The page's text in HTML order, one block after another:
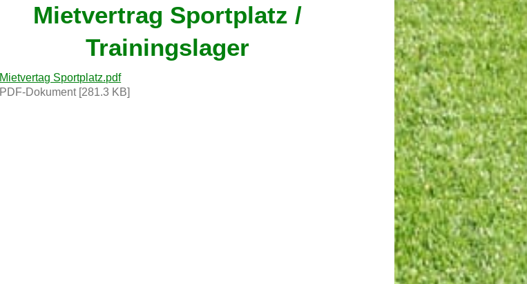
Mietvertrag Sportplatz /
Trainingslager
Mietvertag Sportplatz.pdf
PDF-Dokument [281.3 KB]